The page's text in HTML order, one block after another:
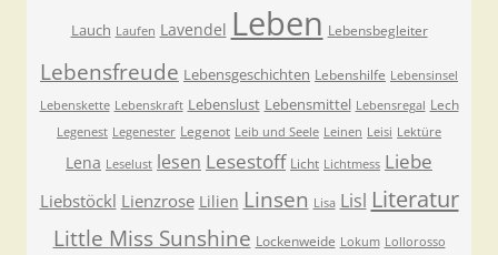
Lauch Laufen Lavendel Leben Lebensbegleiter
Lebensfreude Lebensgeschichten Lebenshilfe Lebensinsel
Lebenskette Lebenskraft Lebenslust Lebensmittel Lebensregal Lech
Legenest Legenester Legenot Leib und Seele Leinen Leisi Lektüre
Lena Leselust lesen Lesestoff Licht Lichtmess Liebe
Liebstöckl Lienzrose Lilien Linsen Lisa Lisl Literatur
Little Miss Sunshine Lockenweide Lokum Lollorosso